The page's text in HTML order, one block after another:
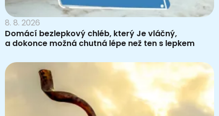
8. 8. 2026
Domácí bezlepkový chléb, který Je vláčný,
a dokonce možná chutná lépe než ten s lepkem